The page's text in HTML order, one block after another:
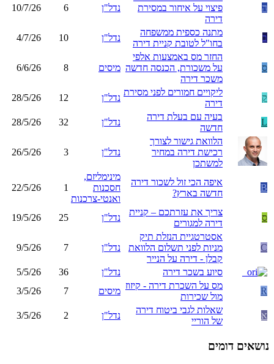
ה
פיצוי על איחור במסירת
דירה
נדל"ן 6
10/7/26
ב
מתנה כספית ממשפחה
בחו"ל לטובת קניית דירה
נדל"ן 10
4/7/26
ס
החזר מס באמצעות אלפי
על משכורת, הכנסה חדשה
משכר דירה
מיסים 8
6/6/26
ק
ליקויים חמורים לפני מסירת
דירה
נדל"ן 12
28/5/26
L
בעיה עם בעלת דירה
חדשה
נדל"ן 32
28/5/26
הלוואת גישור לצורך
רכישת דירה במחיר
למשתכן
נדל"ן 3
26/5/26
B
איפה הכי זול לשכור דירה
חדשה בארץ?
מינימליזם,
חסכנות
ואנטי-צרכנות
1
22/5/26
ס
צריך את עזרתכם – קניית
דירה למגורים
נדל"ן 25
19/5/26
C
אסטרטגיית הנזלת תיק
מניות לפני תשלום הלוואת
קבלן - דירה על הנייר
נדל"ן 7
9/5/26
סיוע בשכר דירה נדל"ן 36
5/5/26
R
מס על השכרת דירה - קיזוז
מול שכירות
מיסים 7
3/5/26
א
שאלות לגבי ביטוח דירה
של הוריי
נדל"ן 2
3/5/26
נושאים דומים